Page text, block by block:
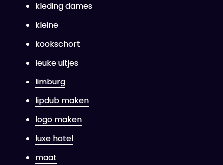
kleding dames
kleine
kookschort
leuke uitjes
limburg
lipdub maken
logo maken
luxe hotel
maat